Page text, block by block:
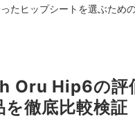
たヒップシートを選ぶため
Oru Hip6の評
徹底比較検証